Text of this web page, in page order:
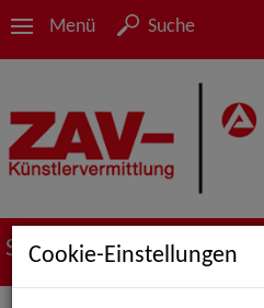
Menü Suche
Suche nach Künstler*innen
Cookie-Einstellungen